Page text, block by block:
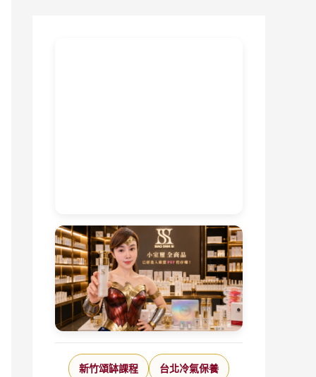
新竹頌缽課程 台北冷氣保養